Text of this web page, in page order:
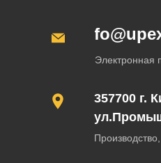
Электронная
357700 г.